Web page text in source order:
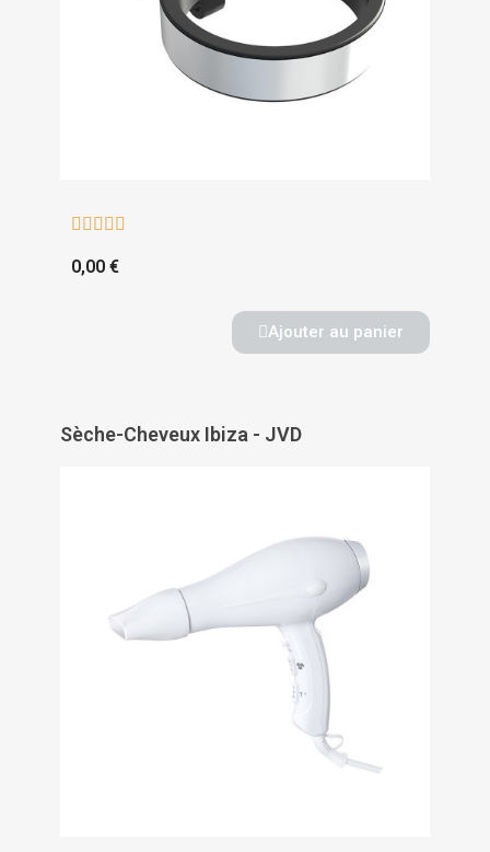
    
0,00 €
Ajouter au panier
Sèche-Cheveux Ibiza - JVD